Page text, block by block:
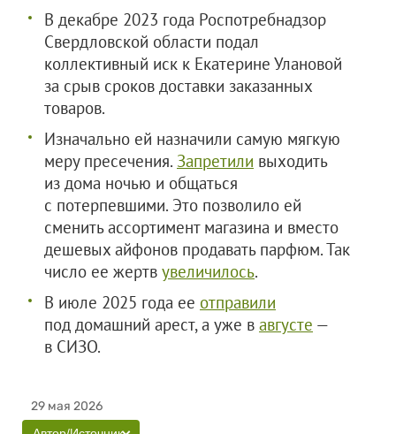
В декабре 2023 года Роспотребнадзор
Свердловской области подал
коллективный иск к Екатерине Улановой
за срыв сроков доставки заказанных
товаров.
Изначально ей назначили самую мягкую
меру пресечения. Запретили выходить
из дома ночью и общаться
с потерпевшими. Это позволило ей
сменить ассортимент магазина и вместо
дешевых айфонов продавать парфюм. Так
число ее жертв увеличилось.
В июле 2025 года ее отправили
под домашний арест, а уже в августе —
в СИЗО.
29 мая 2026